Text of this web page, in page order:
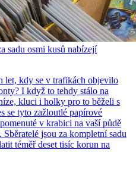
sadu osmi kusů nabízejí
let, kdy se v trafikách objevilo
I když to tehdy stálo na
kluci i holky pro to běželi s
se tyto zažloutlé papírové
v krabici na vaší půdě
jsou za kompletní sadu
téměř deset tisíc korun na